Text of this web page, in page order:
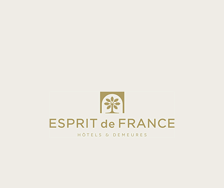
ABBAYE DE REIGNY
CHÂTEAU D'HÔTES -
BOURGOGNE